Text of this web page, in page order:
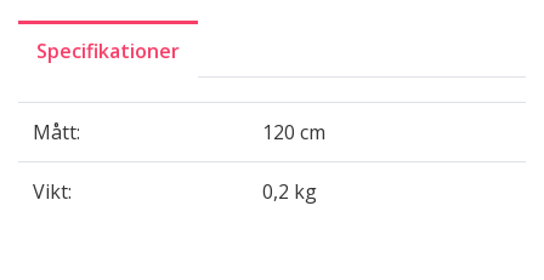
Specifikationer
Mått: 120 cm
Vikt: 0,2 kg